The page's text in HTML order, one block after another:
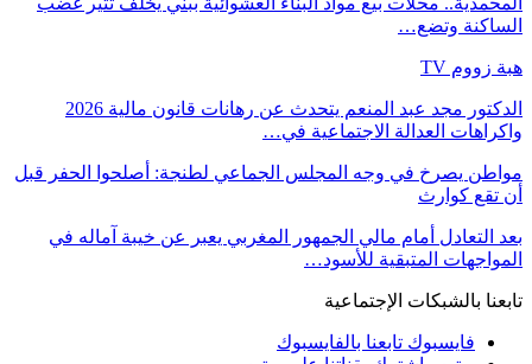
الساكنة وتضع…
هبة زووم TV
الدكتور مجد عبد المنعم يتحدث عن رهانات قانون مالية 2026
واكراهات العدالة الاجتماعية في…
مواطن يصرخ في وجه المجلس الجماعي لطنجة: أصلحوا الحفر قبل
أن تقع كوارث
بعد التعادل أمام مالي الجمهور المغربي يعبر عن خيبة آماله في
المواجهات المتبقية للأسود…
تابعنا بالشبكات الإجتماعية
فايسبوك تابعنا بالفايسبوك